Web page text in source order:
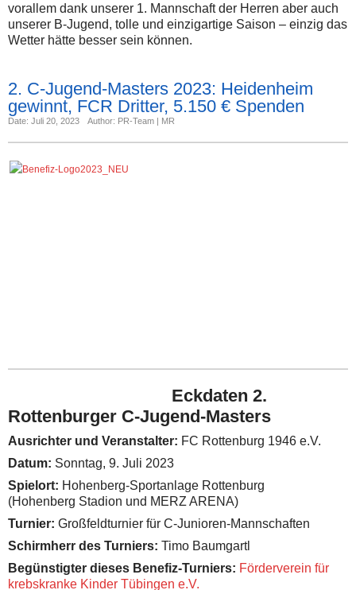
vorallem dank unserer 1. Mannschaft der Herren aber auch
unserer B-Jugend, tolle und einzigartige Saison – einzig das
Wetter hätte besser sein können.
2. C-Jugend-Masters 2023: Heidenheim
gewinnt, FCR Dritter, 5.150 € Spenden
Date: Juli 20, 2023 Author: PR-Team | MR
Eckdaten 2.
Rottenburger C-Jugend-Masters
Ausrichter und Veranstalter: FC Rottenburg 1946 e.V.
Datum: Sonntag, 9. Juli 2023
Spielort: Hohenberg-Sportanlage Rottenburg
(Hohenberg Stadion und MERZ ARENA)
Turnier: Großfeldturnier für C-Junioren-Mannschaften
Schirmherr des Turniers: Timo Baumgartl
Begünstigter dieses Benefiz-Turniers: Förderverein für
krebskranke Kinder Tübingen e.V.